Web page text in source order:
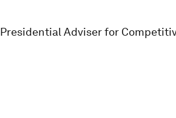
Presidential Adviser for